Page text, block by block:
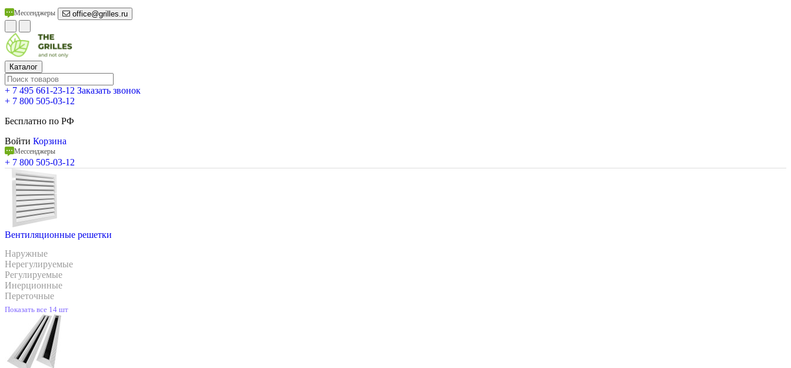
Мессенджеры office@grilles.ru
Каталог
+ 7 495 661-23-12 Заказать звонок
+ 7 800 505-03-12
Бесплатно по РФ
Войти Корзина
Мессенджеры
+ 7 800 505-03-12
Вентиляционные решетки
Наружные
Нерегулируемые
Регулируемые
Инерционные
Переточные
Показать все 14 шт